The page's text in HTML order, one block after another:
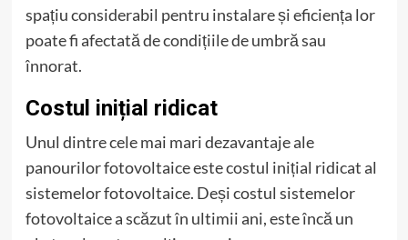
spațiu considerabil pentru instalare și eficiența lor
poate fi afectată de condițiile de umbră sau
înnorat.
Costul inițial ridicat
Unul dintre cele mai mari dezavantaje ale
panourilor fotovoltaice este costul inițial ridicat al
sistemelor fotovoltaice. Deși costul sistemelor
fotovoltaice a scăzut în ultimii ani, este încă un